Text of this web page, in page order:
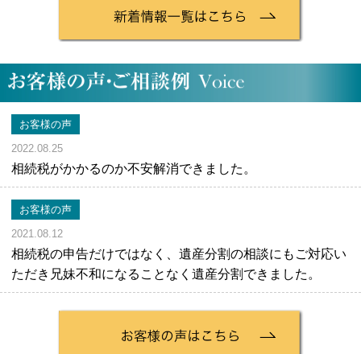
お客様の声
2022.08.25
相続税がかかるのか不安解消できました。
お客様の声
2021.08.12
相続税の申告だけではなく、遺産分割の相談にもご対応い
ただき兄妹不和になることなく遺産分割できました。